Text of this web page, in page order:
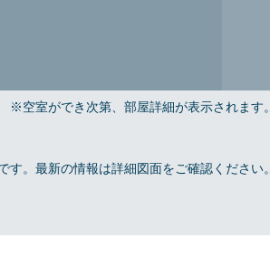
※空室ができ次第、部屋詳細が表示されます。
。最新の情報は詳細図面をご確認ください。